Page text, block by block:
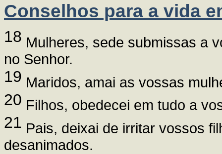
Conselhos para a vida
18 Mulheres, sede submissas a
no Senhor.
19 Maridos, amai as vossas
20 Filhos, obedecei em tudo a
21 Pais, deixai de irritar vossos
desanimados.